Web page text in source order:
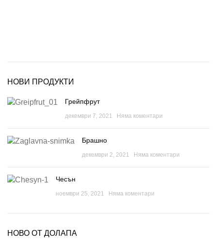
НОВИ ПРОДУКТИ
Грейпфрут
декември 7, 2021 Няма коментари
Брашно
декември 2, 2021 Няма коментари
Чесън
ноември 25, 2021 Няма коментари
НОВО ОТ ДОЛАПА